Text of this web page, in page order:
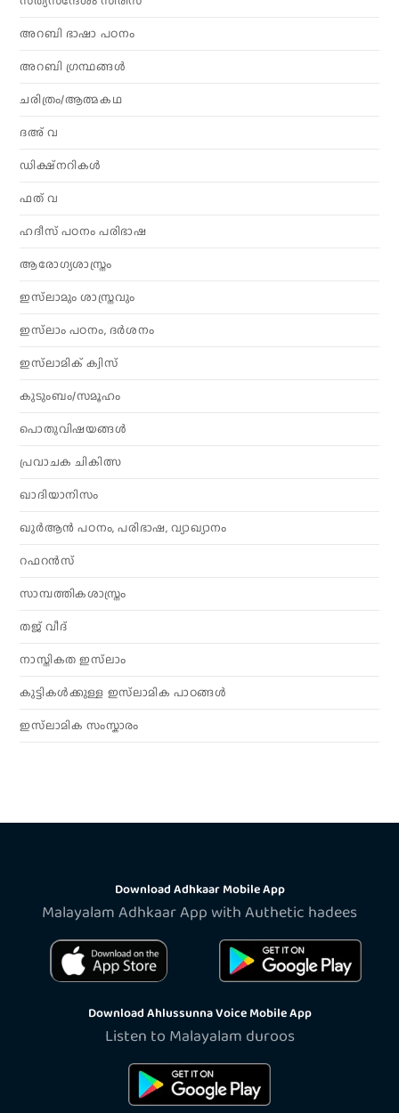
അറബി ഭാഷാ പഠനം
അറബി ഗ്രന്ഥങ്ങൾ
ചരിത്രം/ആത്മകഥ
ദഅ് വ
ഡിക്ഷ്നറികൾ
ഫത് വ
ഹദീസ് പഠനം പരിഭാഷ
ആരോഗ്യശാസ്ത്രം
ഇസ്‌ലാമും ശാസ്ത്രവും
ഇസ്‌ലാം പഠനം, ദർശനം
ഇസ്‌ലാമിക് ക്വിസ്
കുടുംബം/സമൂഹം
പൊതുവിഷയങ്ങൾ
പ്രവാചക ചികിത്സ
ഖാദിയാനിസം
ഖുർആൻ പഠനം, പരിഭാഷ, വ്യാഖ്യാനം
റഫറൻസ്
സാമ്പത്തികശാസ്ത്രം
തജ് വീദ്
നാസ്തികത ഇസ്‌ലാം
കുട്ടികൾക്കുള്ള ഇസ്‌ലാമിക പാഠങ്ങൾ
ഇസ്‌ലാമിക സംസ്കാരം
Download Adhkaar Mobile App
Malayalam Adhkaar App with Authetic hadees
Download Ahlussunna Voice Mobile App
Listen to Malayalam duroos